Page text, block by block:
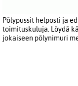
Pölypussit helposti ja
toimituskuluja. Löydä
jokaiseen pölynimuri